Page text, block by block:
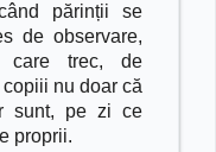
părinții se
de observare,
care trec, de
nu doar că
sunt, pe zi ce
proprii.